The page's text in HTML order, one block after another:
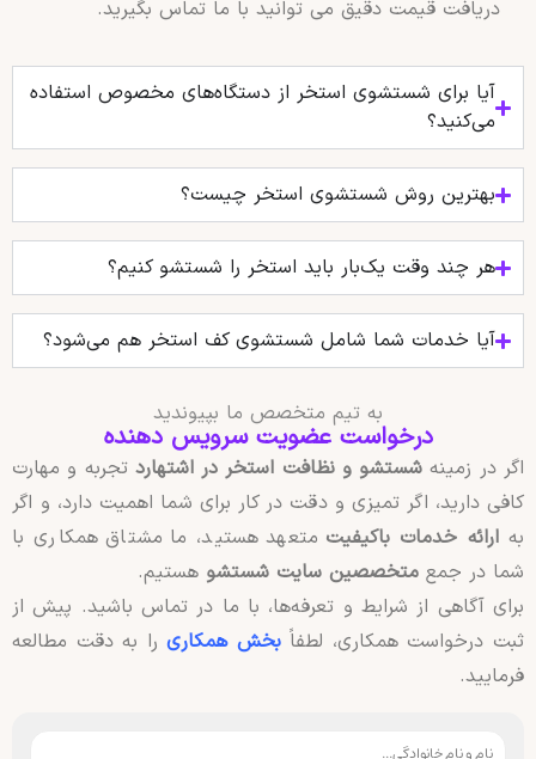
دریافت قیمت دقیق می توانید با ما تماس بگیرید.
آیا برای شستشوی استخر از دستگاه‌های مخصوص استفاده
می‌کنید؟
بهترین روش شستشوی استخر چیست؟
هر چند وقت یک‌بار باید استخر را شستشو کنیم؟
آیا خدمات شما شامل شستشوی کف استخر هم می‌شود؟
به تیم متخصص ما بپیوندید
درخواست عضویت سرویس دهنده
اگر در زمینه شستشو و نظافت استخر در اشتهاردتجربه و مهارت
کافی دارید، اگر تمیزی و دقت در کار برای شما اهمیت دارد، و اگر
به ارائه خدمات باکیفیتمتعهد هستید، ما مشتاق همکاری با
شما در جمع متخصصین سایت شستشوهستیم.
برای آگاهی از شرایط و تعرفه‌ها، با ما در تماس باشید. پیش از
ثبت درخواست همکاری، لطفاً بخش همکاریرا به دقت مطالعه
فرمایید.